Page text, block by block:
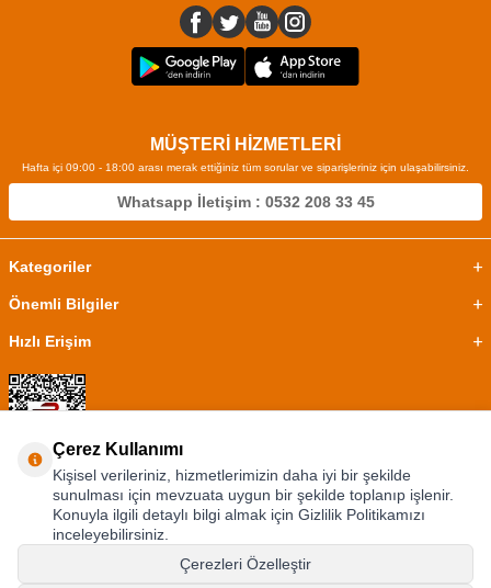
MÜŞTERİ HİZMETLERİ
Hafta içi 09:00 - 18:00 arası merak ettiğiniz tüm sorular ve siparişleriniz için ulaşabilirsiniz.
Whatsapp İletişim : 0532 208 33 45
Kategoriler
Önemli Bilgiler
Hızlı Erişim
Çerez Kullanımı
Kişisel verileriniz, hizmetlerimizin daha iyi bir şekilde
sunulması için mevzuata uygun bir şekilde toplanıp işlenir.
Konuyla ilgili detaylı bilgi almak için Gizlilik Politikamızı
inceleyebilirsiniz.
Çerezleri Özelleştir